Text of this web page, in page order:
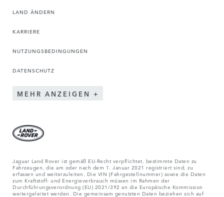
LAND ÄNDERN
KARRIERE
NUTZUNGSBEDINGUNGEN
DATENSCHUTZ
MEHR ANZEIGEN
Jaguar Land Rover ist gemäß EU-Recht verpflichtet, bestimmte Daten zu
Fahrzeugen, die am oder nach dem 1. Januar 2021 registriert sind, zu
erfassen und weiterzuleiten. Die VIN (Fahrgestellnummer) sowie die Daten
zum Kraftstoff- und Energieverbrauch müssen im Rahmen der
Durchführungsverordnung (EU) 2021/392 an die Europäische Kommission
weitergeleitet werden. Die gemeinsam genutzten Daten beziehen sich auf